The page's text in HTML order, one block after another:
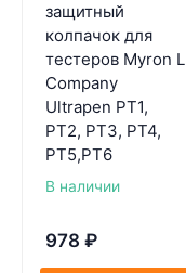
защитный
колпачок для
тестеров Myron L
Company
Ultrapen PT1,
PT2, PT3, PT4,
PT5,PT6
В наличии
978 ₽